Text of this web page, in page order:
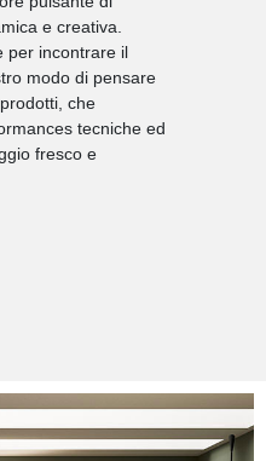
e creativa.
per incontrare il
modo di pensare
che
tecniche ed
fresco e